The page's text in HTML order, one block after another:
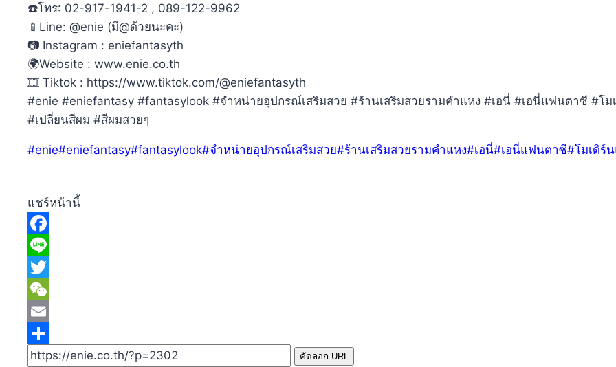
☎️โทร: 02-917-1941-2 , 089-122-9962
📱Line: @enie (มี@ด้วยนะคะ)
📷 Instagram : eniefantasyth
🌍Website : www.enie.co.th
🎞 Tiktok : https://www.tiktok.com/@eniefantasyth
#enie #eniefantasy #fantasylook #จำหน่ายอุปกรณ์เสริมสวย #ร้านเสริมสวยรามคำแหง #เอนี่ #เอนี่แฟนตาซี #โ
#เปลี่ยนสีผม #สีผมสวยๆ
Post
#enie#eniefantasy#fantasylook#จำหน่ายอุปกรณ์เสริมสวย#ร้านเสริมสวยรามคำแหง#เอนี่#เอนี่แฟนตาซี#โมเดิร์
แชร์หน้านี้
Facebook
Line
Twitter
WeChat
Email
Share
คัดลอก URL